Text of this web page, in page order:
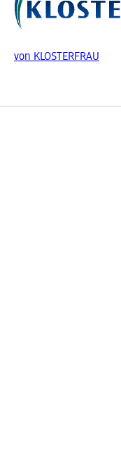
von KLOSTERFRAU